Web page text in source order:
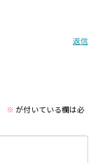
返信
※ が付いている欄は必